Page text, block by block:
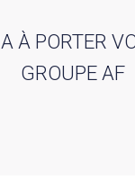
À PORTER
GROUPE AF